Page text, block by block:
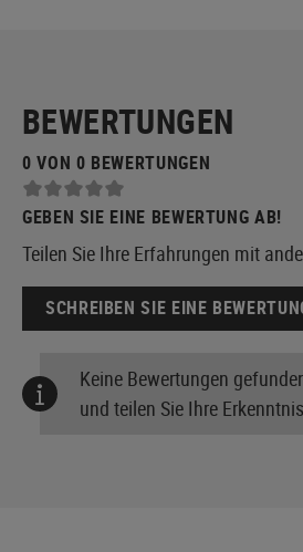
BEWERTUNGEN
0 VON 0 BEWERTUNGEN
GEBEN SIE EINE BEWERTUNG AB!
Teilen Sie Ihre Erfahrungen mit
SCHREIBEN SIE EINE
Keine Bewertungen
und teilen Sie Ihre